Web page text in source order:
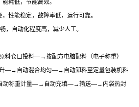
耗低，节能高效。
能稳定，故障率低，运行可靠。
自动化程度高，减少人工。
仓口投料―→按配方电脑配料（电子称重）
自动混合均匀―→自动卸料至定量包装机料
动称重计量―→自动充填―→输送―→内袋热封